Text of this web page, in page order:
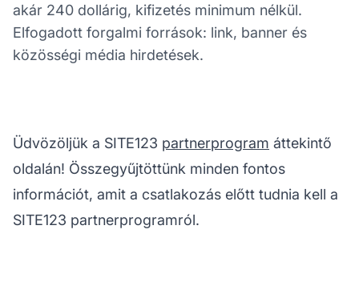
akár 240 dollárig, kifizetés minimum nélkül.
Elfogadott forgalmi források: link, banner és
közösségi média hirdetések.
Üdvözöljük a SITE123 partnerprogram áttekintő
oldalán! Összegyűjtöttünk minden fontos
információt, amit a csatlakozás előtt tudnia kell a
SITE123 partnerprogramról.